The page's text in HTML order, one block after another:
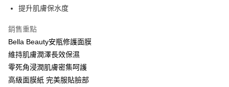
AFTEE先享後付
【關於「AFTEE先享後付」】
AFTEE先享後付是「在收到商品之後才付款」的支付方式。 讓您購物簡單
便利好安心！
１．簡單：不需註冊會員、不需綁卡、不需儲值。
２．便利：只要手機號碼，簡訊認證，即可結帳。
全家取貨付款
提升肌膚保水度
銷售重點
Bella Beauty安瓶修護面膜
維持肌膚潤澤長效保濕
零死角浸潤肌膚密集呵護
高級面膜紙 完美服貼臉部